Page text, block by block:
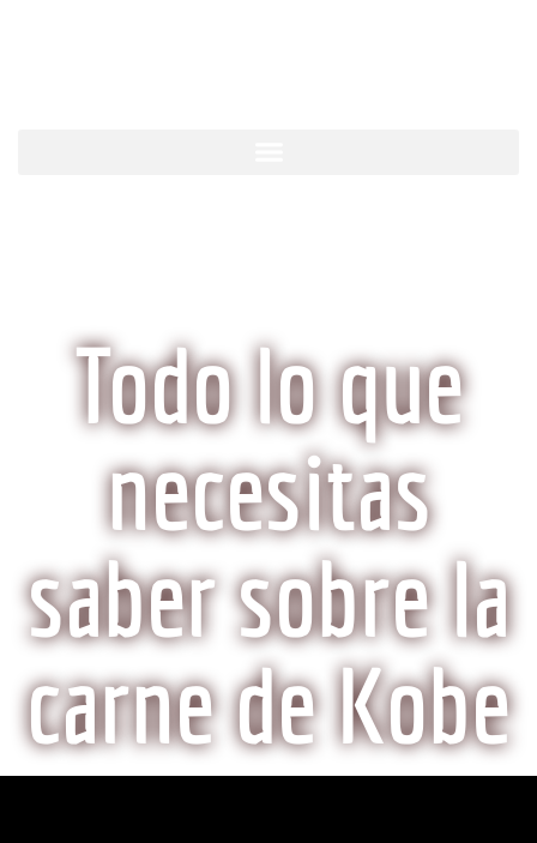
Todo lo que
necesitas
saber sobre la
carne de Kobe